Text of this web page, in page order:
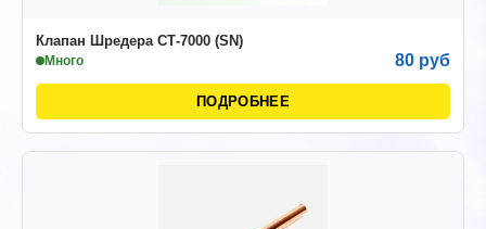
Клапан Шредера СТ-7000 (SN)
Много 80 руб
ПОДРОБНЕЕ